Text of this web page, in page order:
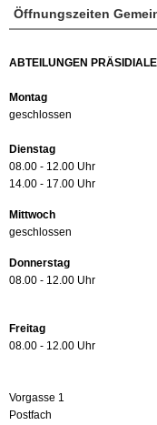
Öffnungszeiten
ABTEILUNGEN
Montag
geschlossen
Dienstag
08.00 - 12.00 Uhr
14.00 - 17.00 Uhr
Mittwoch
geschlossen
Donnerstag
08.00 - 12.00 Uhr
Freitag
08.00 - 12.00 Uhr
Vorgasse 1
Postfach